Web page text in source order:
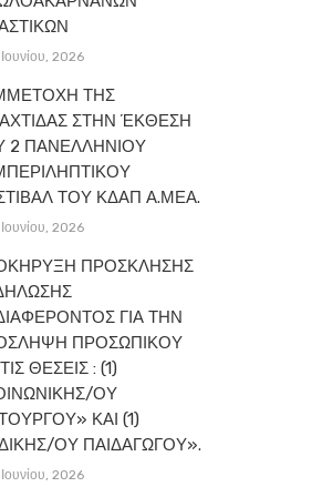
2026
ΤΗΣ
ΣΤΗΝ ΈΚΘΕΣΗ
2 ΠΑΝΕΛΛΗΝΙΟΥ
ΤΟΥ ΚΔΑΠ Α.ΜΕΑ.
2026
ΠΡΟΣΚΛΗΣΗΣ
ΓΙΑ ΤΗΝ
ΠΡΟΣΩΠΙΚΟΥ
ΘΕΣΕΙΣ : (1)
ΟΥ
ΚΑΙ (1)
ΟΥ ΠΑΙΔΑΓΩΓΟΥ».
2026